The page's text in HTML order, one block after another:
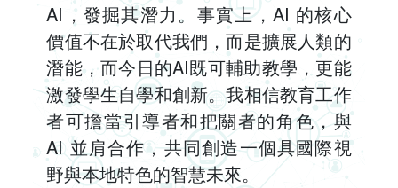
AI，發掘其潛力。事實上，AI 的核心
價值不在於取代我們，而是擴展人類的
潛能，而今日的AI既可輔助教學，更能
激發學生自學和創新。我相信教育工作
者可擔當引導者和把關者的角色，與
AI 並肩合作，共同創造一個具國際視
野與本地特色的智慧未來。